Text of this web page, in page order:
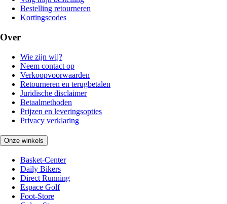
Bestelling retourneren
Kortingscodes
Over
Wie zijn wij?
Neem contact op
Verkoopvoorwaarden
Retourneren en terugbetalen
Juridische disclaimer
Betaalmethoden
Prijzen en leveringsopties
Privacy verklaring
Onze winkels
Basket-Center
Daily Bikers
Direct Running
Espace Golf
Foot-Store